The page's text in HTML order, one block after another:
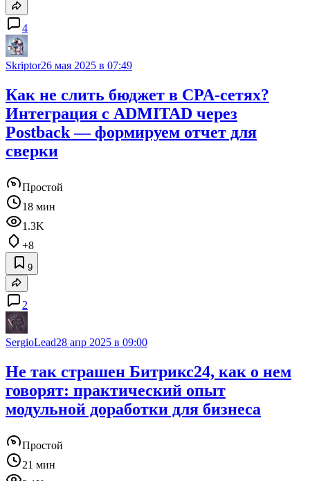
4
Skriptor26 мая 2025 в 07:49
Как не слить бюджет в CPA-сетях?
Интеграция с ADMITAD через
Postback — формируем отчет для
сверки
Простой
18 мин
1.3K
+8
9
2
SergioLead28 апр 2025 в 09:00
Не так страшен Битрикс24, как о нем
говорят: практический опыт
модульной доработки для бизнеса
Простой
21 мин